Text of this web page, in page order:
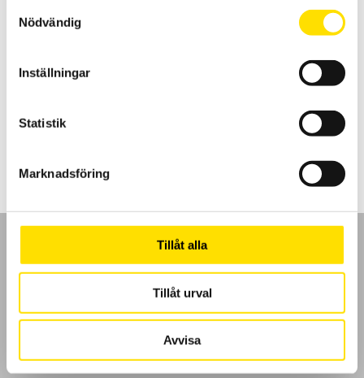
Nödvändig
Inställningar
Statistik
Marknadsföring
Tillåt alla
Tillåt urval
Avvisa
Motoriserat provställ/ dragprovare Multitest 2,5-dV från Mecmesin
GDPR
Köpvillkor